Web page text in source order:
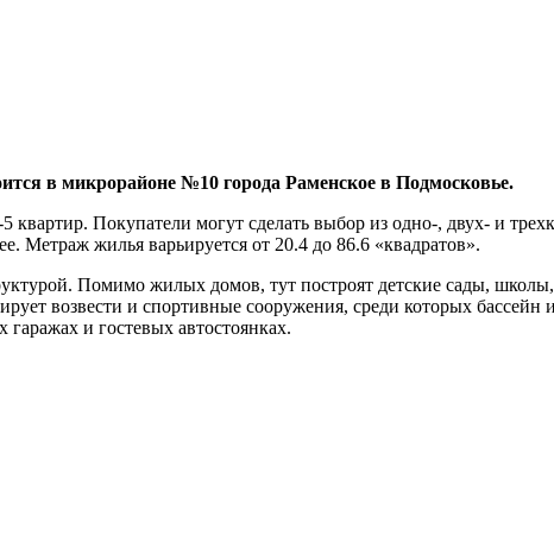
в микрорайоне №10 города Раменское в Подмосковье.
Покупатели могут сделать выбор из одно-, двух- и
Метраж жилья варьируется от 20.4 до 86.6 «квадратов».
Помимо жилых домов, тут построят детские сады, школы,
возвести и спортивные сооружения, среди которых
и гостевых автостоянках.